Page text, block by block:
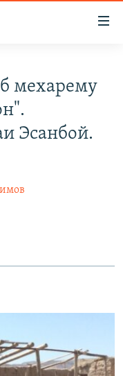
мехарему
Эсанбой.